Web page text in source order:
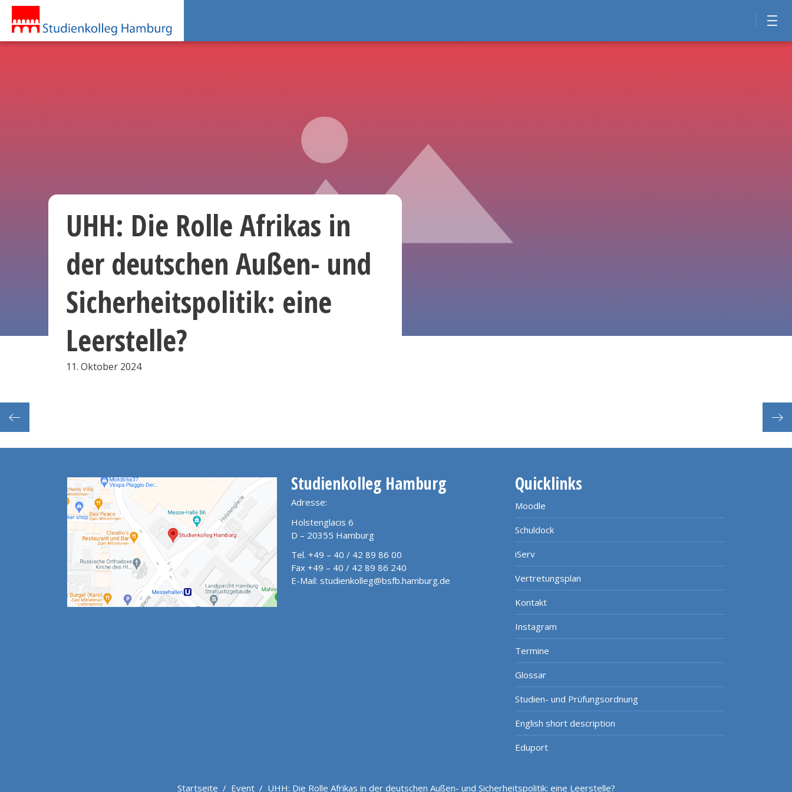
UHH: Ambivalent Feminisms Go Pop: Ukrainian Songs at Eurovision since 2022
UHH: Die Rolle Afrikas in
der deutschen Außen- und
Sicherheitspolitik: eine
Leerstelle?
11. Oktober 2024
Studienkolleg Hamburg
Adresse:
Holstenglacis 6
D – 20355 Hamburg
Tel. +49 – 40 / 42 89 86 00
Fax +49 – 40 / 42 89 86 240
E-Mail: studienkolleg@bsfb.hamburg.de
Quicklinks
Moodle
Schuldock
iServ
Vertretungsplan
Kontakt
Instagram
Termine
Glossar
Studien- und Prüfungsordnung
English short description
Eduport
Startseite / Event/ UHH: Die Rolle Afrikas in der deutschen Außen- und Sicherheitspolitik: eine Leerstelle?